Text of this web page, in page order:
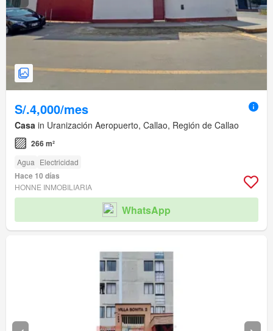
S/.4,000/mes
Casa in Uranización Aeropuerto, Callao, Región de Callao
266 m²
Agua Electricidad
Hace 10 días
HONNE INMOBILIARIA
WhatsApp